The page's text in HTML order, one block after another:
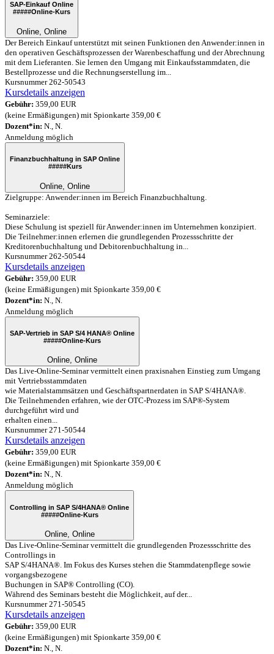
SAP-Einkauf Online
#####Online-Kurs
Online, Online
Der Bereich Einkauf unterstützt mit seinen Funktionen den Anwender:innen in
den operativen Geschäftsprozessen der Warenbeschaffung und der Abrechnung
mit dem Lieferanten. Sie lernen den Umgang mit Einkaufsstammdaten, die
Bestellprozesse und die Rechnungserstellung im...
Kursnummer 262-50543
Kursdetails anzeigen
Gebühr: 359,00 EUR
(keine Ermäßigungen) mit Spionkarte 359,00 €
Dozent*in: N., N.
Anmeldung möglich
Finanzbuchhaltung in SAP Online
#####Kurs
Online, Online
Zielgruppe: Anwender:innen im Bereich Finanzbuchhaltung.
Seminarziele:
Diese Schulung ist speziell für Anwender:innen im Unternehmen konzipiert.
Die Teilnehmer:innen erlernen die grundlegenden Prozessschritte der
Kreditorenbuchhaltung und Debitorenbuchhaltung in...
Kursnummer 262-50544
Kursdetails anzeigen
Gebühr: 359,00 EUR
(keine Ermäßigungen) mit Spionkarte 359,00 €
Dozent*in: N., N.
Anmeldung möglich
SAP-Vertrieb in SAP S/4 HANA® Online
#####Online-Kurs
Online, Online
Das Live-Online-Seminar vermittelt einen praxisnahen Einstieg zum Umgang
mit Vertriebsstammdaten
wie Materialstammsätzen und Geschäftspartnerdaten in SAP S/4HANA®.
Die Teilnehmenden erfahren, wie der OTC-Prozess im SAP®-System
durchgeführt wird und
erhalten einen...
Kursnummer 271-50544
Kursdetails anzeigen
Gebühr: 359,00 EUR
(keine Ermäßigungen) mit Spionkarte 359,00 €
Dozent*in: N., N.
Anmeldung möglich
Controlling in SAP S/4HANA® Online
#####Online-Kurs
Online, Online
Das Live-Online-Seminar vermittelt die grundlegenden Prozessschritte des
Controllings in
SAP S/4HANA®. Im Fokus des Kurses stehen die Stammdatenpflege sowie
vorgangsbezogene
Buchungen in SAP® Controlling (CO).
Während des Seminars besteht die Möglichkeit, auf der...
Kursnummer 271-50545
Kursdetails anzeigen
Gebühr: 359,00 EUR
(keine Ermäßigungen) mit Spionkarte 359,00 €
Dozent*in: N., N.